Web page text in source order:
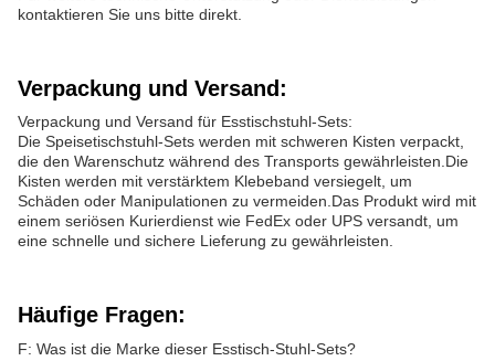
kontaktieren Sie uns bitte direkt.
Verpackung und Versand:
Verpackung und Versand für Esstischstuhl-Sets:
Die Speisetischstuhl-Sets werden mit schweren Kisten verpackt,
die den Warenschutz während des Transports gewährleisten.Die
Kisten werden mit verstärktem Klebeband versiegelt, um
Schäden oder Manipulationen zu vermeiden.Das Produkt wird mit
einem seriösen Kurierdienst wie FedEx oder UPS versandt, um
eine schnelle und sichere Lieferung zu gewährleisten.
Häufige Fragen:
F: Was ist die Marke dieser Esstisch-Stuhl-Sets?